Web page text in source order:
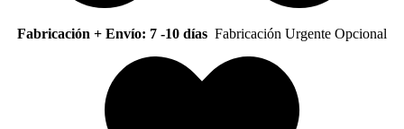
Fabricación + Envío: 7 -10 días Fabricación Urgente Opcional